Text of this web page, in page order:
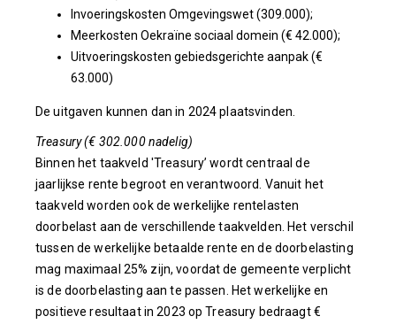
Invoeringskosten Omgevingswet (309.000);
Meerkosten Oekraïne sociaal domein (€ 42.000);
Uitvoeringskosten gebiedsgerichte aanpak (€
63.000)
De uitgaven kunnen dan in 2024 plaatsvinden.
Treasury (€ 302.000 nadelig)
Binnen het taakveld 'Treasury’ wordt centraal de
jaarlijkse rente begroot en verantwoord. Vanuit het
taakveld worden ook de werkelijke rentelasten
doorbelast aan de verschillende taakvelden. Het verschil
tussen de werkelijke betaalde rente en de doorbelasting
mag maximaal 25% zijn, voordat de gemeente verplicht
is de doorbelasting aan te passen. Het werkelijke en
positieve resultaat in 2023 op Treasury bedraagt €